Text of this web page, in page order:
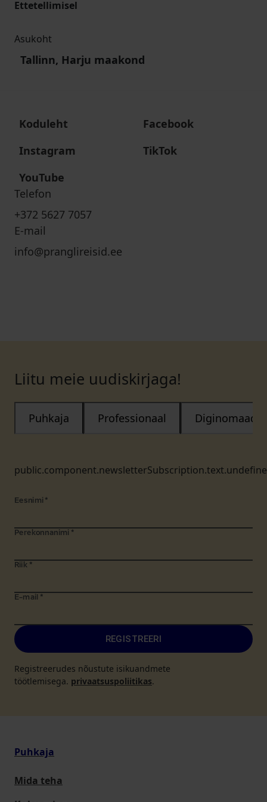
Ettetellimisel
Asukoht
Tallinn, Harju maakond
Koduleht
Facebook
Instagram
TikTok
YouTube
Telefon
+372 5627 7057
E-mail
info@pranglireisid.ee
Liitu meie uudiskirjaga!
Puhkaja Professionaal Diginomaad
Eesnimi *
Perekonnanimi *
Riik *
E-mail *
REGISTREERI
Registreerudes nõustute isikuandmete
töötlemisega. privaatsuspoliitikas.
Puhkaja
Mida teha